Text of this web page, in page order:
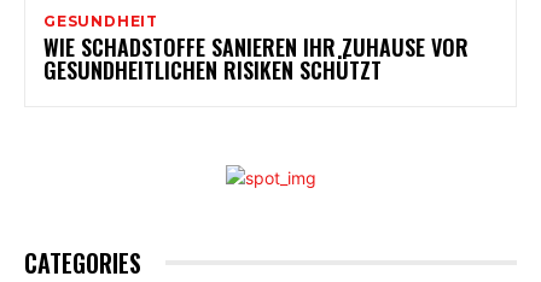
GESUNDHEIT
WIE SCHADSTOFFE SANIEREN IHR ZUHAUSE VOR
GESUNDHEITLICHEN RISIKEN SCHÜTZT
CATEGORIES